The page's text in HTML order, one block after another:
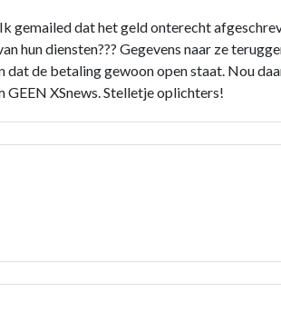
gemailed dat het geld onterecht
hun diensten??? Gegevens naar ze
de betaling gewoon open staat. Nou
GEEN XSnews. Stelletje oplichters!